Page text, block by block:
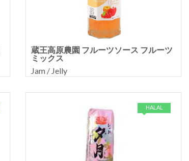
蔵王高原農園 フルーツソース フルーツ
ミックス
Jam / Jelly
HALAL